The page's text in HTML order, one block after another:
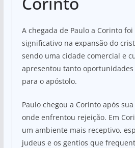
A chegada de Paulo a Corinto
significativo na expansão do
sendo uma cidade comercial e
apresentou tanto
para o apóstolo.
Paulo chegou a Corinto após
onde enfrentou rejeição. Em
um ambiente mais receptivo,
judeus e os gentios que